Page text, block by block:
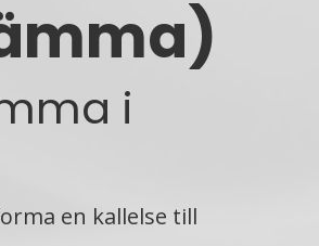
i
en kallelse till